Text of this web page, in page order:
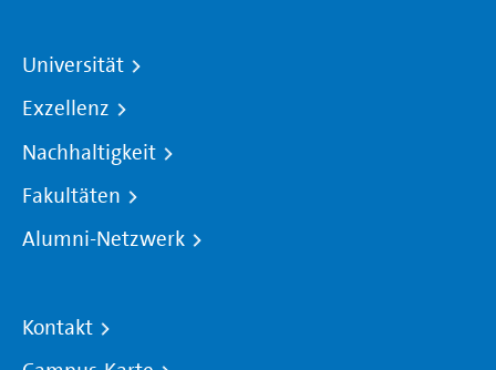
Universität
Exzellenz
Nachhaltigkeit
Fakultäten
Alumni-Netzwerk
Kontakt